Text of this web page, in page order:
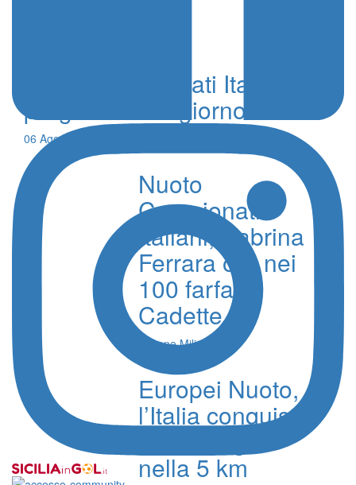
Nuoto Campionati Italiani, il
programma di giorno 6
06 Agosto 2026 - 08:00 - Simone Milioti
Nuoto
Campionati
Italiani, Sabrina
Ferrara oro nei
100 farfalla
Cadette
Simone Milioti
Europei Nuoto,
l’Italia conquista
nella 5 km